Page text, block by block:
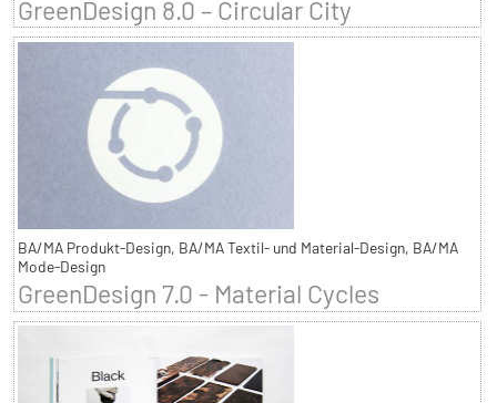
GreenDesign 8.0 – Circular City
BA/MA Produkt-Design, BA/MA Textil- und Material-Design, BA/MA
Mode-Design
GreenDesign 7.0 - Material Cycles